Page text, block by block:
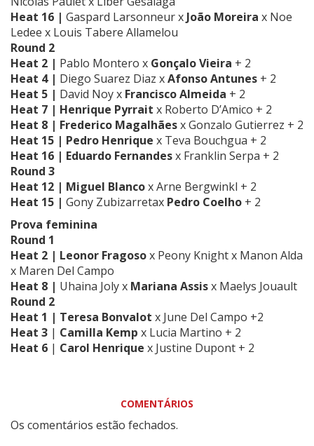
Heat 16 | Gaspard Larsonneurx João Moreira x Noe
Ledee x Louis Tabere Allamelou
Round 2
Heat 2 | Pablo Montero x Gonçalo Vieira + 2
Heat 4 | Diego Suarez Diaz xAfonso Antunes + 2
Heat 5 | David Noyx Francisco Almeida + 2
Heat 7 | Henrique Pyrrait x Roberto D’Amico + 2
Heat 8 | Frederico MagalhãesxGonzalo Gutierrez + 2
Heat 15 | Pedro Henrique x Teva Bouchgua + 2
Heat 16 | Eduardo Fernandesx Franklin Serpa + 2
Round 3
Heat 12 | Miguel Blancox Arne Bergwinkl + 2
Heat 15 | Gony Zubizarretax Pedro Coelho + 2
Prova feminina
Round 1
Heat 2 | Leonor Fragosox Peony Knightx Manon Alda
x Maren Del Campo
Heat 8 | Uhaina Jolyx Mariana Assisx Maelys Jouault
Round 2
Heat 1 | Teresa Bonvalot x June Del Campo +2
Heat 3 | Camilla Kemp x Lucia Martino + 2
Heat 6 | Carol Henrique x Justine Dupont + 2
COMENTÁRIOS
Os comentários estão fechados.